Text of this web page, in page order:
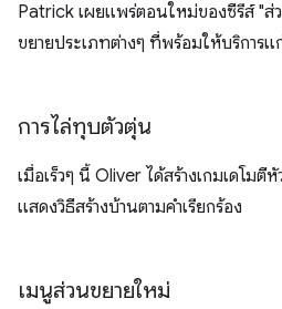
Patrick เผยแพร่ตอนใหม่ของซีรีส์ "ส่
ขยายประเภทต่างๆ ที่พร้อมให้บริการแ
การไล่ทุบตัวตุ่น
เมื่อเร็วๆ นี้ Oliver ได้สร้างเกมเดโม
แสดงวิธีสร้างบ้านตามคำเรียกร้อง
เมนูส่วนขยายใหม่